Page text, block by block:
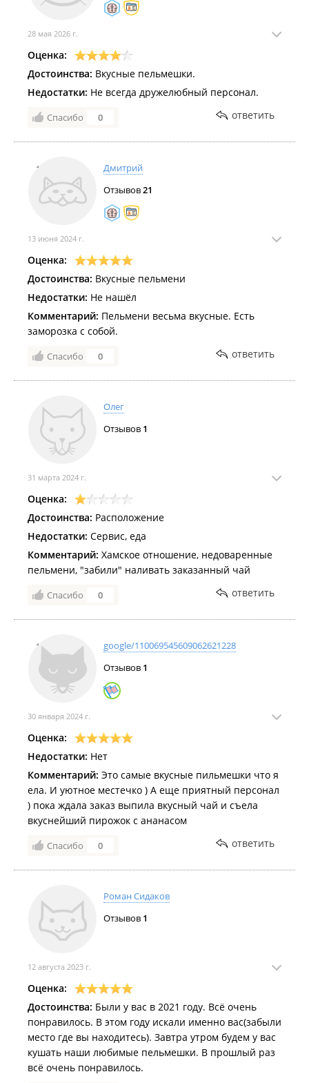
28 мая 2026 г.
Оценка:
Достоинства: Вкусные пельмешки.
Недостатки: Не всегда дружелюбный персонал.
Спасибо 0 ответить
Дмитрий
Отзывов21
13 июня 2024 г.
Оценка:
Достоинства: Вкусные пельмени
Недостатки: Не нашёл
Комментарий: Пельмени весьма вкусные. Есть
заморозка с собой.
Спасибо 0 ответить
Олег
Отзывов 1
31 марта 2024 г.
Оценка:
Достоинства: Расположение
Недостатки: Сервис, еда
Комментарий: Хамское отношение, недоваренные
пельмени, "забили" наливать заказанный чай
Спасибо 0 ответить
google/110069545609062621228
Отзывов 1
30 января 2024 г.
Оценка:
Недостатки: Нет
Комментарий: Это самые вкусные пильмешки что я
ела. И уютное местечко ) А еще приятный персонал
) пока ждала заказ выпила вкусный чай и съела
вкуснейший пирожок с ананасом
Спасибо 0 ответить
Роман Сидаков
Отзывов 1
12 августа 2023 г.
Оценка:
Достоинства: Были у вас в 2021 году. Всё очень
понравилось. В этом году искали именно вас(забыли
место где вы находитесь). Завтра утром будем у вас
кушать наши любимые пельмешки. В прошлый раз
всё очень понравилось.